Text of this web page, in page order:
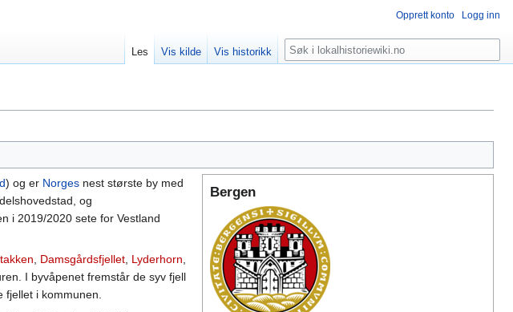
Bergen
) og er Norges nest største by med
og
i 2019/2020 sete for Vestland
Damsgårdsfjellet Lyderhorn
I byvåpenet fremstår de syv fjell
fjellet i kommunen.
Opprett konto Logg inn
Les Vis kilde Vis historikk Søk